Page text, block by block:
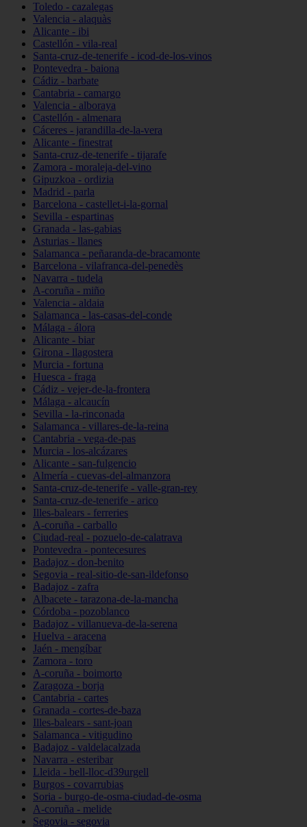
Toledo - cazalegas
Valencia - alaquàs
Alicante - ibi
Castellón - vila-real
Santa-cruz-de-tenerife - icod-de-los-vinos
Pontevedra - baiona
Cádiz - barbate
Cantabria - camargo
Valencia - alboraya
Castellón - almenara
Cáceres - jarandilla-de-la-vera
Alicante - finestrat
Santa-cruz-de-tenerife - tijarafe
Zamora - moraleja-del-vino
Gipuzkoa - ordizia
Madrid - parla
Barcelona - castellet-i-la-gornal
Sevilla - espartinas
Granada - las-gabias
Asturias - llanes
Salamanca - peñaranda-de-bracamonte
Barcelona - vilafranca-del-penedès
Navarra - tudela
A-coruña - miño
Valencia - aldaia
Salamanca - las-casas-del-conde
Málaga - álora
Alicante - biar
Girona - llagostera
Murcia - fortuna
Huesca - fraga
Cádiz - vejer-de-la-frontera
Málaga - alcaucín
Sevilla - la-rinconada
Salamanca - villares-de-la-reina
Cantabria - vega-de-pas
Murcia - los-alcázares
Alicante - san-fulgencio
Almería - cuevas-del-almanzora
Santa-cruz-de-tenerife - valle-gran-rey
Santa-cruz-de-tenerife - arico
Illes-balears - ferreries
A-coruña - carballo
Ciudad-real - pozuelo-de-calatrava
Pontevedra - pontecesures
Badajoz - don-benito
Segovia - real-sitio-de-san-ildefonso
Badajoz - zafra
Albacete - tarazona-de-la-mancha
Córdoba - pozoblanco
Badajoz - villanueva-de-la-serena
Huelva - aracena
Jaén - mengíbar
Zamora - toro
A-coruña - boimorto
Zaragoza - borja
Cantabria - cartes
Granada - cortes-de-baza
Illes-balears - sant-joan
Salamanca - vitigudino
Badajoz - valdelacalzada
Navarra - esteribar
Lleida - bell-lloc-d39urgell
Burgos - covarrubias
Soria - burgo-de-osma-ciudad-de-osma
A-coruña - melide
Segovia - segovia